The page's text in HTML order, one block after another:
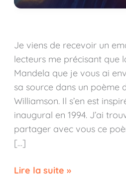
Je viens de recevoir un
lecteurs me précisant que
Mandela que je vous ai
sa source dans un poème
Williamson. Il s’en est
inaugural en 1994. J’ai
partager avec vous ce
[…]
Lire la suite »